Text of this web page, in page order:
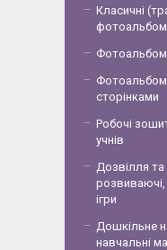
Класичні
сторінками
Робочі
учнів
Дозвілля та
розвиваючі,
ігри
Дошкільне
навчальні